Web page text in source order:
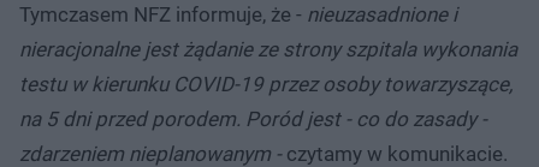
Tymczasem NFZ informuje, że - nieuzasadnione i
nieracjonalne jest żądanie ze strony szpitala wykonania
testu w kierunku COVID-19 przez osoby towarzyszące,
na 5 dni przed porodem. Poród jest - co do zasady -
zdarzeniem nieplanowanym - czytamy w komunikacie.